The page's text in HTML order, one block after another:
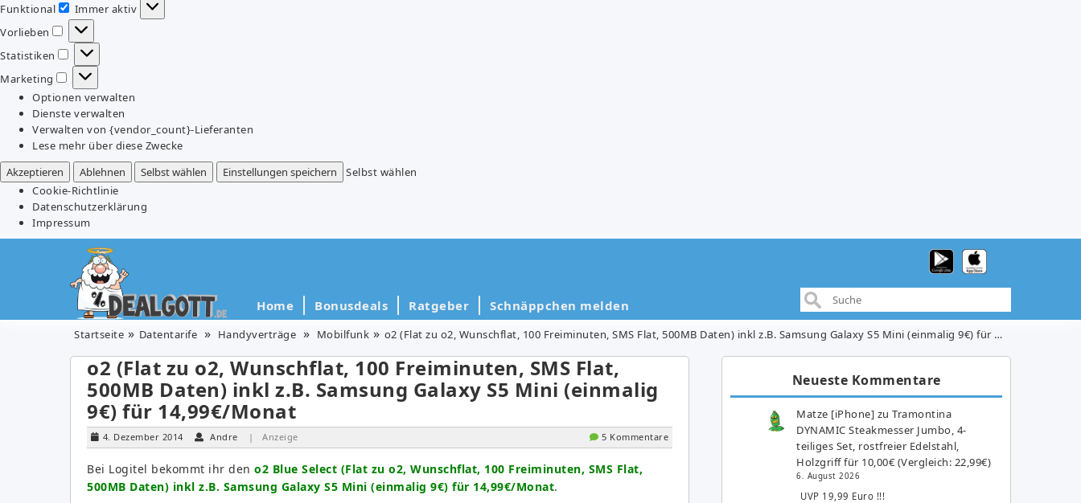
Funktional
Funktional
Immer aktiv
Vorlieben
Vorlieben
Statistiken
Statistiken
Marketing
Marketing
Optionen verwalten
Dienste verwalten
Verwalten von {vendor_count}-Lieferanten
Lese mehr über diese Zwecke
Akzeptieren
Ablehnen Selbst wählen Einstellungen speichern
Selbst wählen
Cookie-Richtlinie
Datenschutzerklärung
Impressum
Home Bonusdeals Ratgeber Schnäppchen melden
Startseite Datentarife Handyverträge Mobilfunk o2 (Flat zu o2, Wunschflat, 100 Freiminuten, SMS Flat, 500MB Daten) inkl z.B. Samsung Galaxy S5 Mini (einmalig 9€) für 14,99€/Monat
o2 (Flat zu o2, Wunschflat, 100 Freiminuten, SMS Flat,
500MB Daten) inkl z.B. Samsung Galaxy S5 Mini (einmalig
9€) für 14,99€/Monat
4. Dezember 2014 Andre | Anzeige 5 Kommentare
Bei Logitel bekommt ihr den o2 Blue Select (Flat zu o2, Wunschflat, 100 Freiminuten, SMS Flat,
500MB Daten) inkl z.B. Samsung Galaxy S5 Mini (einmalig 9€) für 14,99€/Monat.
Neueste Kommentare
Matze [iPhone] zuTramontina
DYNAMIC Steakmesser Jumbo, 4-
teiliges Set, rostfreier Edelstahl,
Holzgriff für 10,00€ (Vergleich: 22,99€)
6. August 2026
UVP 19,99 Euro !!!